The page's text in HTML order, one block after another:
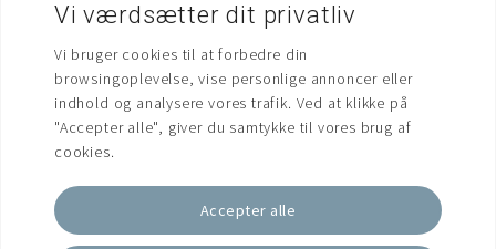
Vi værdsætter dit privatliv
Vi bruger cookies til at forbedre din
browsingoplevelse, vise personlige annoncer eller
indhold og analysere vores trafik. Ved at klikke på
"Accepter alle", giver du samtykke til vores brug af
cookies.
Accepter alle
Biofolic Lab® 2026. Alle rettigheder forbeholdes